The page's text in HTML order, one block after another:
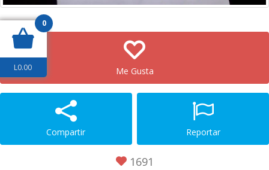
Me Gusta
Compartir Reportar
1691
0
L0.00